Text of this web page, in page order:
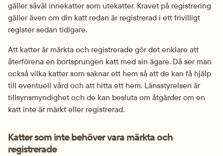
gäller såväl innekatter som utekatter. Kravet på registrering
gäller även om din katt redan är registrerad i ett frivilligt
register sedan tidigare.
Att katter är märkta och registrerade gör det enklare att
återförena en bortsprungen katt med sin ägare. Då ser man
också vilka katter som saknar ett hem så att de kan få hjälp
till eventuell vård och att hitta ett hem. Länsstyrelsen är
tillsynsmyndighet och de kan besluta om åtgärder om en
katt inte är märkt eller registrerad.
Katter som inte behöver vara märkta och
registrerade